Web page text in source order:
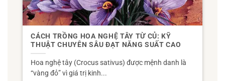
CÁCH TRỒNG HOA NGHỆ TÂY TỪ CỦ: KỸ
THUẬT CHUYÊN SÂU ĐẠT NĂNG SUẤT CAO
Hoa nghệ tây (Crocus sativus) được mệnh danh là
“vàng đỏ” vì giá trị kinh...